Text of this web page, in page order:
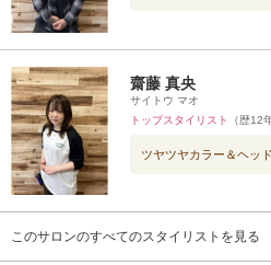
齋藤 真央
サイトウ マオ
トップスタイリスト
（歴12
ツヤツヤカラー＆ヘッ
このサロンのすべてのスタイリストを見る